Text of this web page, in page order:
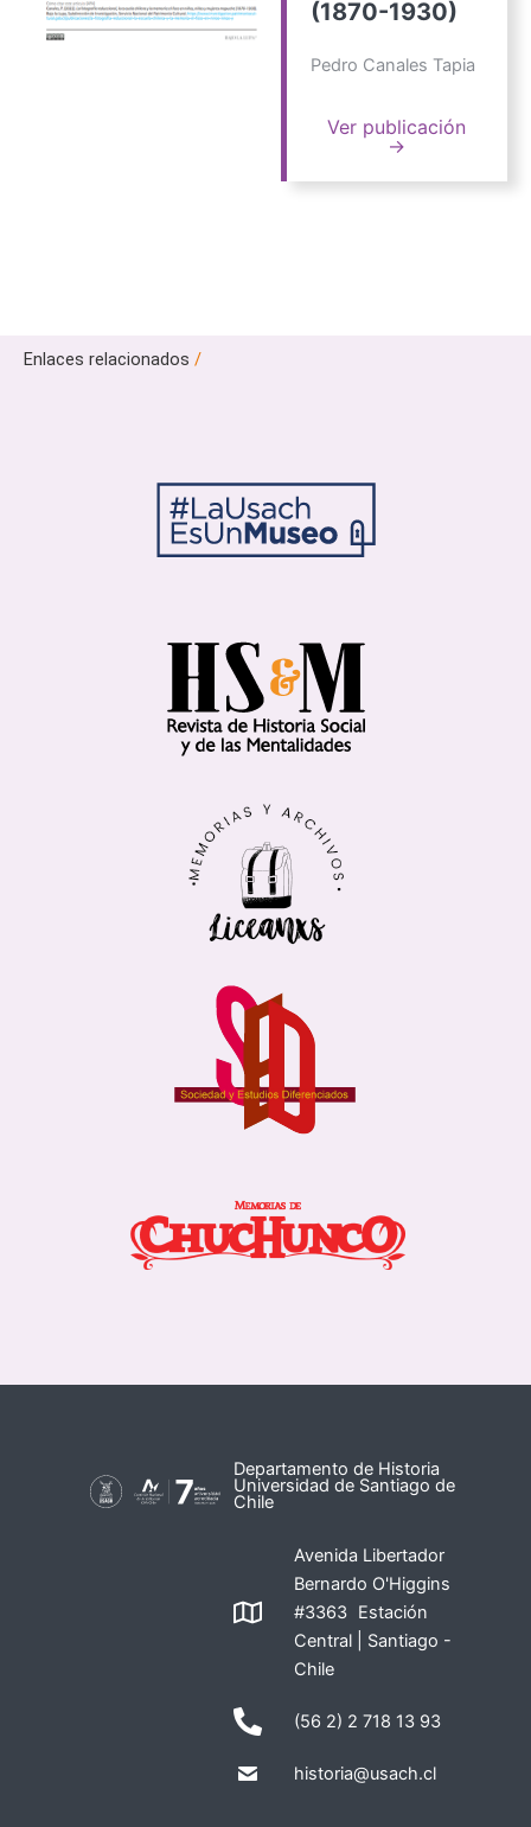
(1870-1930)
Pedro Canales Tapia
Ver publicación
→
Enlaces relacionados /
Departamento de Historia
Universidad de Santiago de
Chile
Avenida Libertador
Bernardo O'Higgins
#3363 Estación
Central | Santiago -
Chile
(56 2) 2 718 13 93
historia@usach.cl